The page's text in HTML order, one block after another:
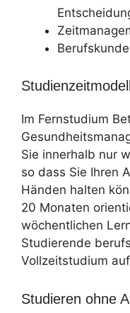
Berufskunde
Im Fernstudium
Sie innerhalb nur
so dass Sie Ihren
Händen halten
20 Monaten
wöchentlichen
Studierende
Vollzeitstudium
Studieren ohne